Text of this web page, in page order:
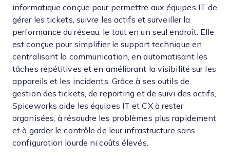
informatique conçue pour permettre aux équipes IT de
gérer les tickets, suivre les actifs et surveiller la
performance du réseau, le tout en un seul endroit. Elle
est conçue pour simplifier le support technique en
centralisant la communication, en automatisant les
tâches répétitives et en améliorant la visibilité sur les
appareils et les incidents. Grâce à ses outils de
gestion des tickets, de reporting et de suivi des actifs,
Spiceworks aide les équipes IT et CX à rester
organisées, à résoudre les problèmes plus rapidement
et à garder le contrôle de leur infrastructure sans
configuration lourde ni coûts élevés.